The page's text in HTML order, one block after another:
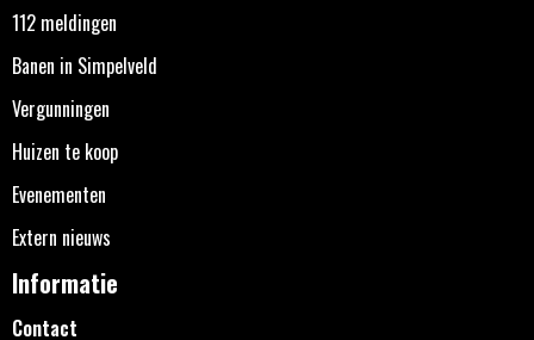
112 meldingen
Banen in Simpelveld
Vergunningen
Huizen te koop
Evenementen
Extern nieuws
Informatie
Contact